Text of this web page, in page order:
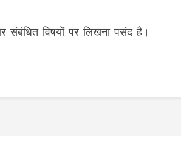
संबंधित विषयों पर लिखना पसंद है।